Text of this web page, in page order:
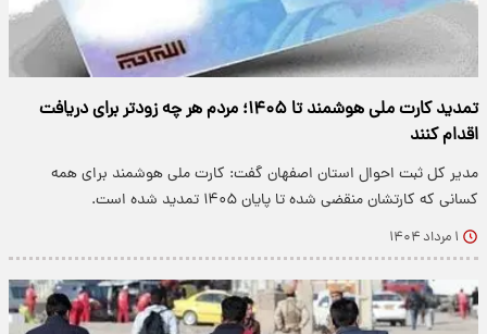
تمدید کارت ملی هوشمند تا ۱۴۰۵؛ مردم هر چه زودتر برای دریافت
اقدام کنند
مدیر کل ثبت احوال استان اصفهان گفت: کارت ملی هوشمند برای همه
کسانی که کارتشان منقضی شده تا پایان ۱۴۰۵ تمدید شده است.
۱ مرداد ۱۴۰۴